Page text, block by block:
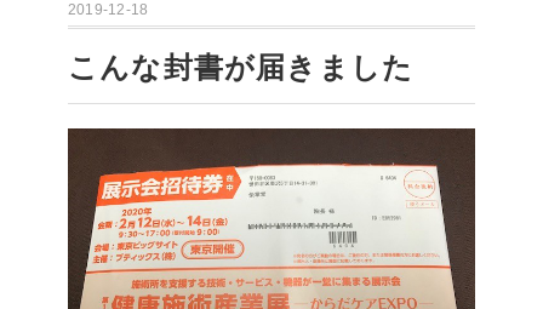
2019-12-18
こんな封書が届きました